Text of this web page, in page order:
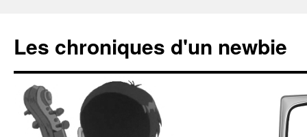
Les chroniques d'un newbie